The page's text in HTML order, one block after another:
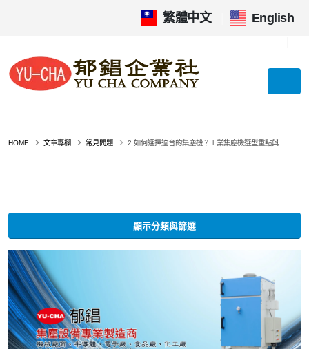
繁體中文 English
HOME 文章專欄 常見問題 2.如何選擇適合的集塵機？工業集塵機選型重點與實務指南
顯示分類與篩選